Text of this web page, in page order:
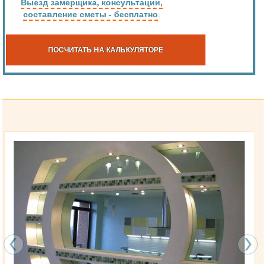
Выезд замерщика, консультации,
составление сметы - бесплатно.
ПОСЧИТАТЬ НА КАЛЬКУЛЯТОРЕ